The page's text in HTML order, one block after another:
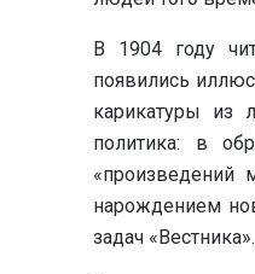
В 1904 году
появились
карикатуры из
политика: в
«произведений
нарождением
задач «Вестника».